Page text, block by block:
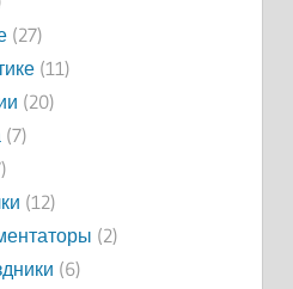
(27)
(11)
(20)
(7)
(12)
(2)
(6)